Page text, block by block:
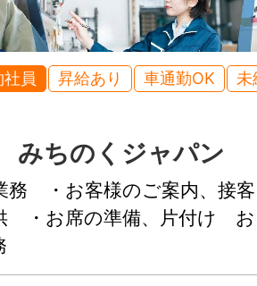
員 昇給あり 車通勤OK 未
ちのくジャパン
務 ・お客様のご案内、接
・お席の準備、片付け
る業務
し」